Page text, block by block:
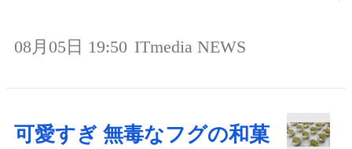
08月05日 19:50 ITmedia NEWS
可愛すぎ 無毒なフグの和菓